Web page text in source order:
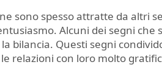
sono spesso attratte da altri
Alcuni dei segni che
bilancia. Questi segni
relazioni con loro molto